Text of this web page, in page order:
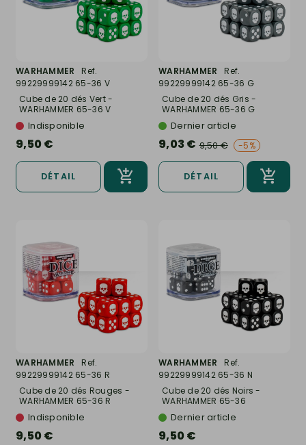
WARHAMMER
Ref.
99229999142 65-36 V
Cube de 20 dés Vert -
WARHAMMER 65-36 V
Indisponible
9,50 €
DÉTAIL
WARHAMMER
Ref.
99229999142 65-36 G
Cube de 20 dés Gris -
WARHAMMER 65-36 G
Dernier article
9,03 € 9,50 € -5%
DÉTAIL
WARHAMMER
Ref.
99229999142 65-36 R
Cube de 20 dés Rouges -
WARHAMMER 65-36 R
Indisponible
9,50 €
WARHAMMER
Ref.
99229999142 65-36 N
Cube de 20 dés Noirs -
WARHAMMER 65-36
Dernier article
9,50 €